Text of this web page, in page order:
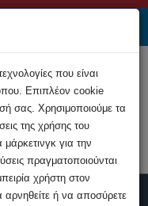
που είναι
Επιπλέον cookie
σας. Χρησιμοποιούμε τα
της χρήσης του
για την
πραγματοποιούνται
χρήστη στον
αρνηθείτε ή να αποσύρετε